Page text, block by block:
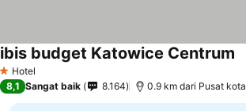
1 Bintang
Hotel
ibis budget Katowice Centrum
8,1 Sangat baik 8.164 0.9 km dari Pusat kota